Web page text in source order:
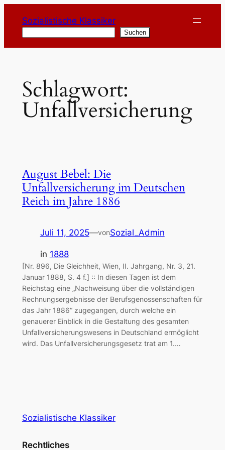
Inhalt
springen
Sozialistische Klassiker
Suchen
Schlagwort:
Unfallversicherung
August Bebel: Die
Unfallversicherung im Deutschen
Reich im Jahre 1886
Juli 11, 2025—vonSozial_Admin
in 1888
[Nr. 896, Die Gleichheit, Wien, II. Jahrgang, Nr. 3, 21.
Januar 1888, S. 4 f.] :: In diesen Tagen ist dem
Reichstag eine „Nachweisung über die vollständigen
Rechnungsergebnisse der Berufsgenossenschaften für
das Jahr 1886“ zugegangen, durch welche ein
genauerer Einblick in die Gestaltung des gesamten
Unfallversicherungswesens in Deutschland ermöglicht
wird. Das Unfallversicherungsgesetz trat am 1.…
Sozialistische Klassiker
Rechtliches